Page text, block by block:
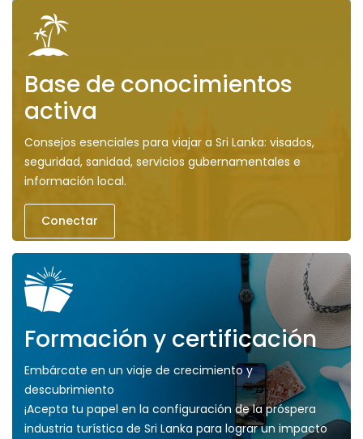
Base de conocimientos
activa
Consejos esenciales para viajar a Sri Lanka: visados,
seguridad, sanidad, servicios gubernamentales e
información local.
Conectar
Formación y certificación
Embárcate en un viaje de crecimiento y
descubrimiento
¡Acepta tu papel en la configuración de la próspera
industria turística de Sri Lanka para lograr un impacto